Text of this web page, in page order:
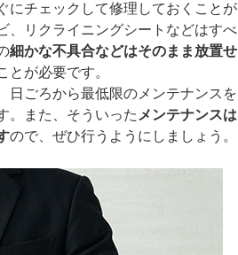
にチェックして修理しておくことが
、リクライニングシートなどはすべ
細かな不具合などはそのまま放置せ
とが必要です。
日ごろから最低限のメンテナンスを
。また、そういった メンテナンスは
ので、ぜひ行うようにしましょう。